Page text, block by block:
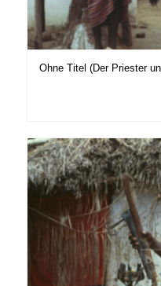
Ohne Titel (Der Priester